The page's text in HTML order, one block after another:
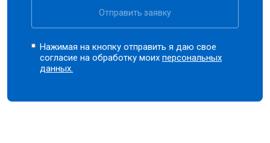
Отправить заявку
Нажимая на кнопку отправить я даю свое
согласие на обработку моихперсональных
данных.